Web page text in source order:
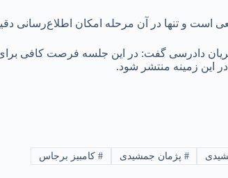
است و تنها در آن مرحله امکان
جریان دادرسی گفت: در این جلسه فرصت کافی
در این زمینه منتشر شود.
# پژمان جمشیدی # کامبیز برجاس